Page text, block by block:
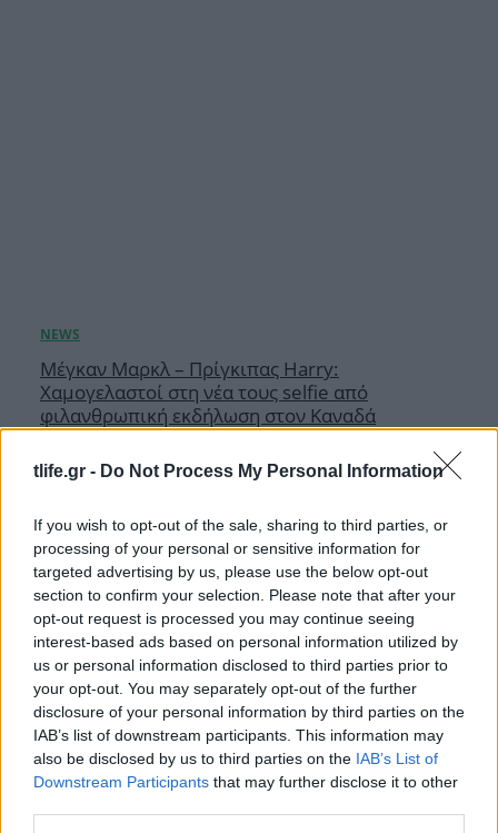
tlife.gr - Do Not Process My Personal Information
If you wish to opt-out of the sale, sharing to third parties, or
processing of your personal or sensitive information for
targeted advertising by us, please use the below opt-out
section to confirm your selection. Please note that after your
opt-out request is processed you may continue seeing
interest-based ads based on personal information utilized by
us or personal information disclosed to third parties prior to
your opt-out. You may separately opt-out of the further
disclosure of your personal information by third parties on the
IAB’s list of downstream participants. This information may
also be disclosed by us to third parties on the IAB’s List of
Downstream Participants that may further disclose it to other
Μέγκαν Μαρκλ – Πρίγκιπας Harry:
Χαμογελαστοί στη νέα τους selfie από
φιλανθρωπική εκδήλωση στον Καναδά